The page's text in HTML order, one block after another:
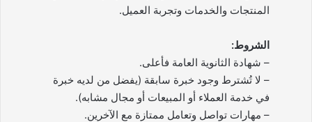
المنتجات والخدمات وتجربة العميل.
الشروط:
– شهادة الثانوية العامة فأعلى.
– لا تُشترط وجود خبرة سابقة (يفضل من لديه خبرة
في خدمة العملاء أو المبيعات أو مجال مشابه).
– مهارات تواصل وتعامل ممتازة مع الآخرين.